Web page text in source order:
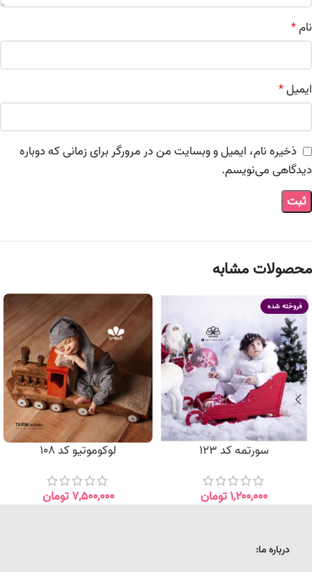
نام*
ایمیل*
ذخیره نام، ایمیل و وبسایت من در مرورگر برای زمانی که دوباره
دیدگاهی می‌نویسم.
محصولات مشابه
فروخته شده
سورتمه کد 123
۱,۲۰۰,۰۰۰تومان
لوکوموتیو کد 108
۷,۵۰۰,۰۰۰ تومان
درباره ما: